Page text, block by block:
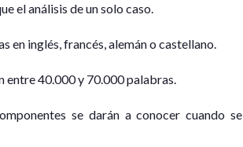
el análisis de un solo caso.
en inglés, francés, alemán o castellano.
entre 40.000 y 70.000 palabras.
se darán a conocer cuando se